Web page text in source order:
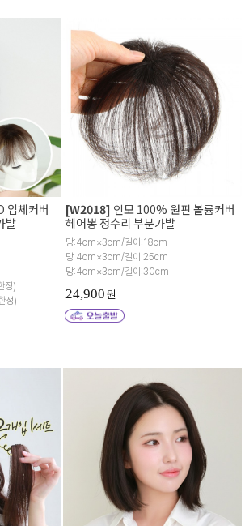
8cm×8~12cm
9cm×9~14cm
10cm×10~12cm
11cm×10~13cm
12cm×11~14cm
13cm×13~15cm
14cm×13~15cm
15cm×13~17cm
16cm×16~18cm
17cm×18cm
18cm×15~20cm
22cm×23cm
입체커버
발
정)
정)
[W2018] 인모 100% 원핀 볼륨커버
헤어뽕 정수리 부분가발
망:4cm×3cm/길이:18cm
망:4cm×3cm/길이:25cm
망:4cm×3cm/길이:30cm
24,900원